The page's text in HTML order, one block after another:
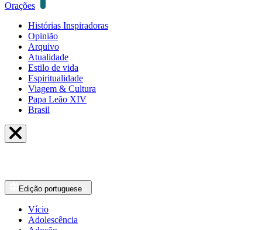
Orações
Histórias Inspiradoras
Opinião
Arquivo
Atualidade
Estilo de vida
Espiritualidade
Viagem & Cultura
Papa Leão XIV
Brasil
Edição portuguese
Vício
Adolescência